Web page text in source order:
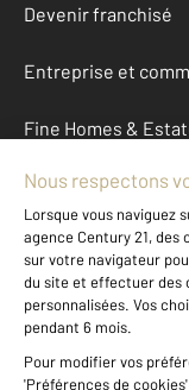
Devenir franchisé
Entreprise et
Fine Homes &
À propos
International
Nous contacter